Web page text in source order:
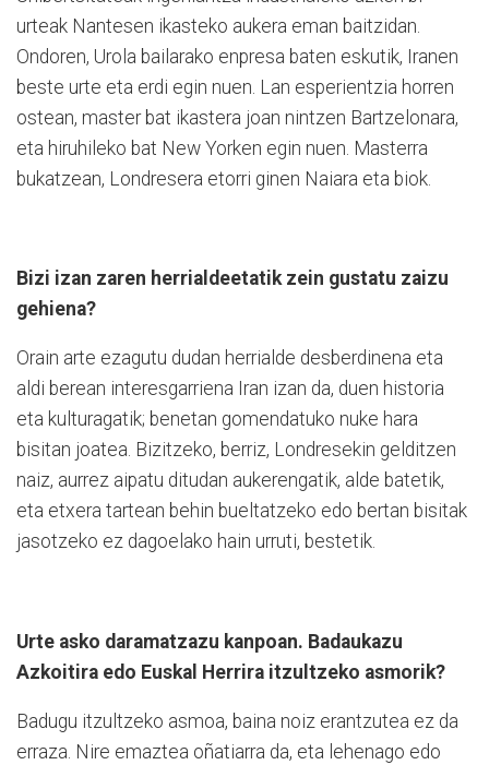
urteak Nantesen ikasteko aukera eman baitzidan.
Ondoren, Urola bailarako enpresa baten eskutik, Iranen
beste urte eta erdi egin nuen. Lan esperientzia horren
ostean, master bat ikastera joan nintzen Bartzelonara,
eta hiruhileko bat New Yorken egin nuen. Masterra
bukatzean, Londresera etorri ginen Naiara eta biok.
Bizi izan zaren herrialdeetatik zein gustatu zaizu
gehiena?
Orain arte ezagutu dudan herrialde desberdinena eta
aldi berean interesgarriena Iran izan da, duen historia
eta kulturagatik; benetan gomendatuko nuke hara
bisitan joatea. Bizitzeko, berriz, Londresekin gelditzen
naiz, aurrez aipatu ditudan aukerengatik, alde batetik,
eta etxera tartean behin bueltatzeko edo bertan bisitak
jasotzeko ez dagoelako hain urruti, bestetik.
Urte asko daramatzazu kanpoan. Badaukazu
Azkoitira edo Euskal Herrira itzultzeko asmorik?
Badugu itzultzeko asmoa, baina noiz erantzutea ez da
erraza. Nire emaztea oñatiarra da, eta lehenago edo